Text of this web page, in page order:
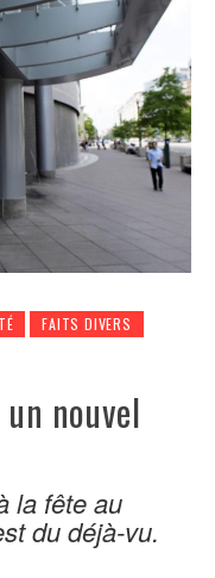
FAITS DIVERS
nouvel
la fête au
du déjà-vu.